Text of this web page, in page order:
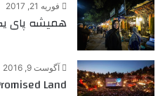
فوریه 21, 2017
همیشه پای
آگوست 9, 2016
Land